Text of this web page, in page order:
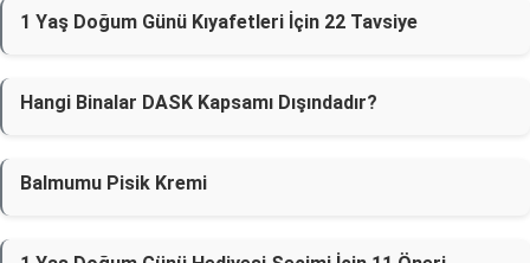
1 Yaş Doğum Günü Kıyafetleri İçin 22 Tavsiye
Hangi Binalar DASK Kapsamı Dışındadır?
Balmumu Pisik Kremi